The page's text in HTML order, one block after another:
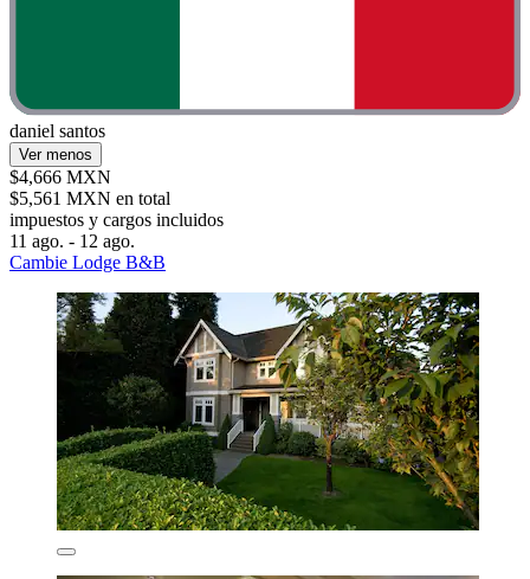
daniel santos
Ver menos
$4,666 MXN
$5,561 MXN en total
impuestos y cargos incluidos
11 ago. - 12 ago.
Cambie Lodge B&B